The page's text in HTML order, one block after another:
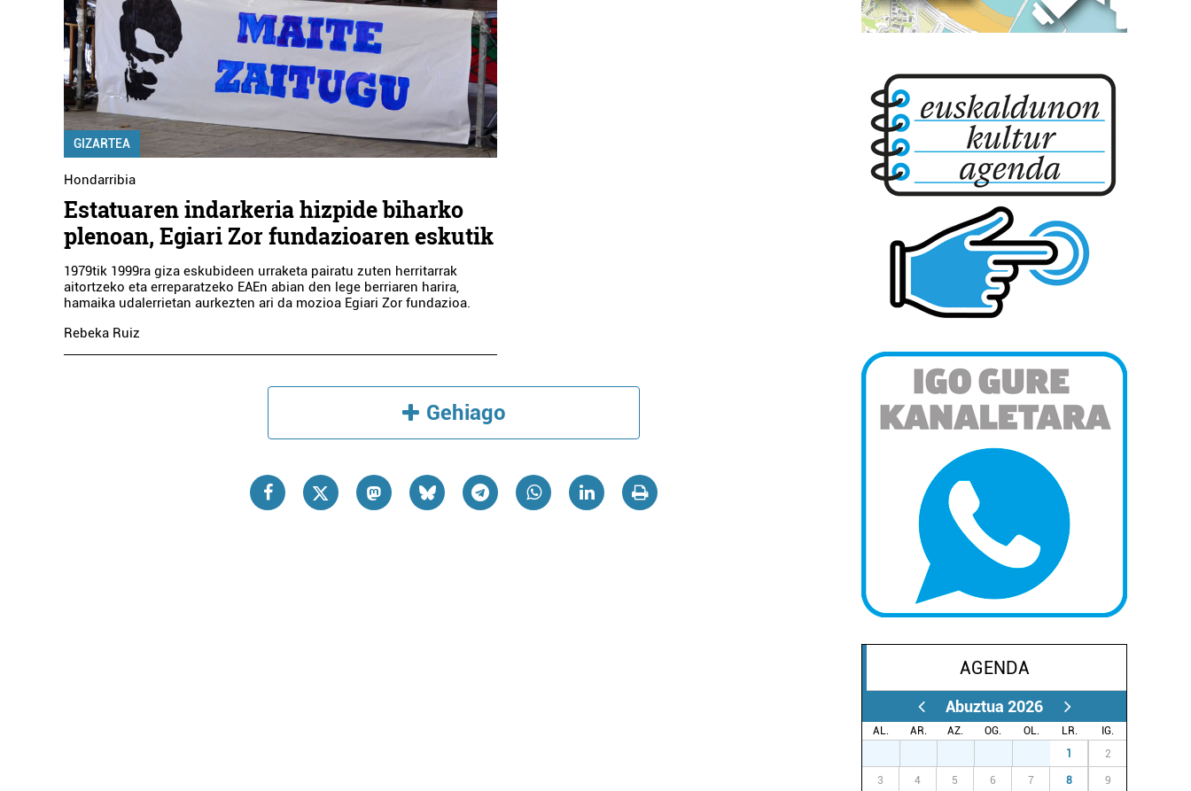
GIZARTEA
Hondarribia
Estatuaren indarkeria hizpide biharko
plenoan, Egiari Zor fundazioaren eskutik
1979tik 1999ra giza eskubideen urraketa pairatu zuten herritarrak
aitortzeko eta erreparatzeko EAEn abian den lege berriaren harira,
hamaika udalerrietan aurkezten ari da mozioa Egiari Zor fundazioa.
Rebeka Ruiz
Gehiago
AGENDA
Abuztua 2026
AL. AR. AZ. OG. OL. LR.
IG.
1 2
3 4 5 6 7 8 9